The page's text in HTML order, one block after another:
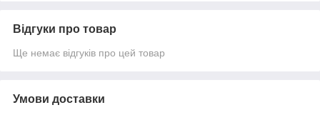
Відгуки про товар
Ще немає відгуків про цей товар
Умови доставки